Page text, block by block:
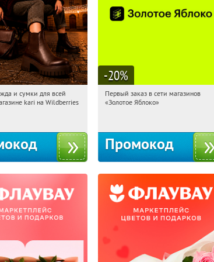
Получили:
и сумки для всей
kari на Wildberries
-20%
12:44:55
Получи первым!
Первый заказ в сети магазинов
«Золотое Яблоко»
Промокод